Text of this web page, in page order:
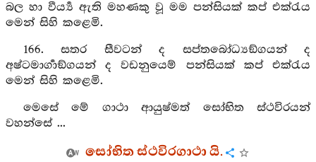
බල හා වීර්‍ය්‍ය ඇති මහණකු වූ මම පන්සියක් කප් එක්රැය
මෙන් සිහි කළෙමි.
166. සතර සීවටන් ද සප්තබෝධ්‍යඞ්ගයන් ද
අෂ්ටමාර්‍ගාඞ්ගයන් ද වඩනුයෙම් පන්සියක් කප් එක්රැය
මෙන් සිහි කළෙමි.
මෙසේ මේ ගාථා ආයුෂ්මත් සෝභිත ස්ථවිරයන්
වහන්සේ ...
සෝභිත ස්ථවිරගාථා යි.